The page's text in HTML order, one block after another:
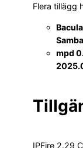
Flera tillägg
mpd
IPFire 2.29